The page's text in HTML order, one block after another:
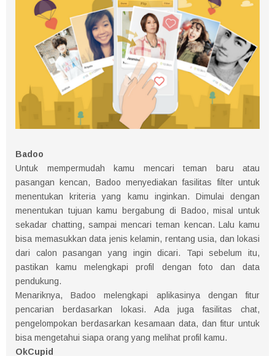
Badoo
Untuk mempermudah kamu mencari teman baru atau
pasangan kencan, Badoo menyediakan fasilitas filter untuk
menentukan kriteria yang kamu inginkan. Dimulai dengan
menentukan tujuan kamu bergabung di Badoo, misal untuk
sekadar chatting, sampai mencari teman kencan. Lalu kamu
bisa memasukkan data jenis kelamin, rentang usia, dan lokasi
dari calon pasangan yang ingin dicari. Tapi sebelum itu,
pastikan kamu melengkapi profil dengan foto dan data
pendukung.
Menariknya, Badoo melengkapi aplikasinya dengan fitur
pencarian berdasarkan lokasi. Ada juga fasilitas chat,
pengelompokan berdasarkan kesamaan data, dan fitur untuk
bisa mengetahui siapa orang yang melihat profil kamu.
OkCupid